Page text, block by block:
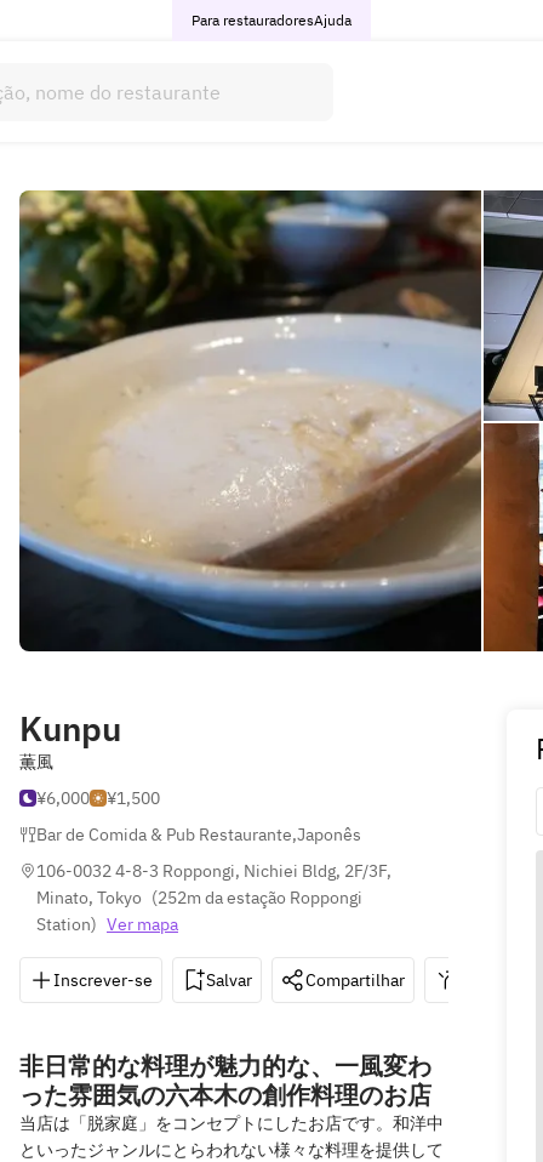
Para restauradoresAjuda
Kunpu
薫風
¥6,000
¥1,500
Bar de Comida & Pub Restaurante,Japonês
106-0032 4-8-3 Roppongi, Nichiei Bldg, 2F/3F,
Minato, Tokyo (252m da estação Roppongi
Station) Ver mapa
Inscrever-se Salvar Compartilhar
非日常的な料理が魅力的な、一風変わ
った雰囲気の六本木の創作料理のお店
当店は「脱家庭」をコンセプトにしたお店です。和洋中
といったジャンルにとらわれない様々な料理を提供して